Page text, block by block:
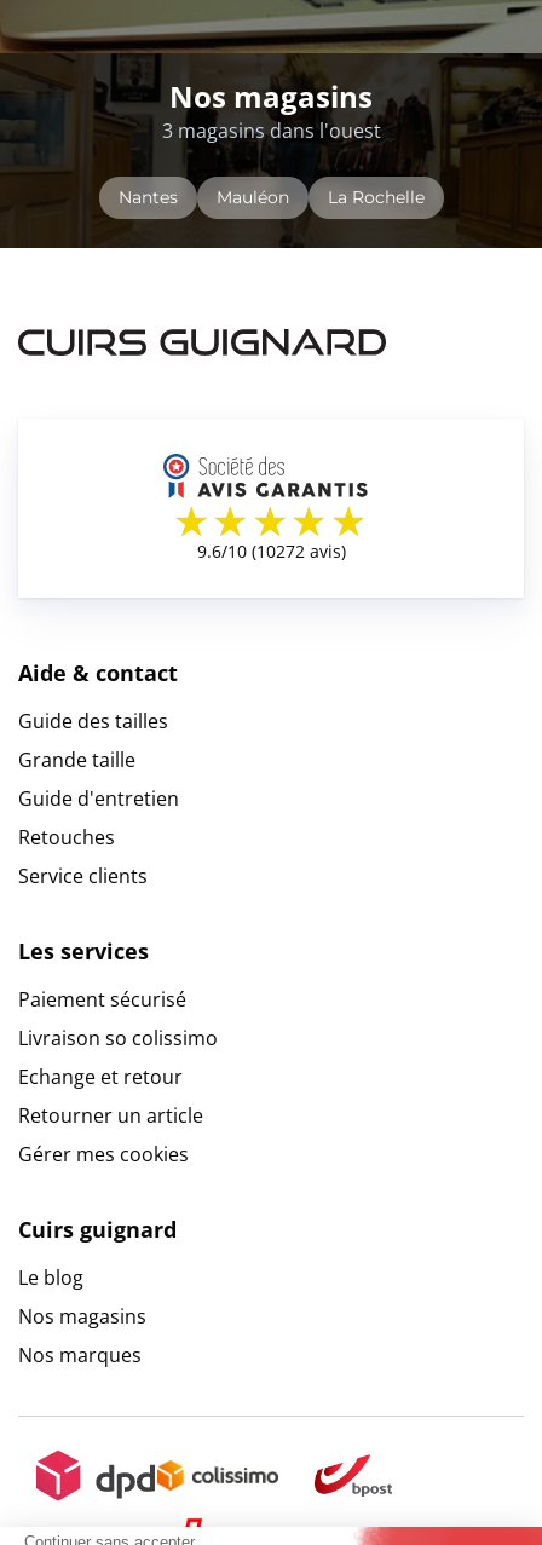
Continuer sans accepter
Nos magasins
3 magasins dans l'ouest
Nantes Mauléon La Rochelle
Aide & contact
Guide des tailles
Grande taille
Guide d'entretien
Retouches
Service clients
Les services
Paiement sécurisé
Livraison so colissimo
Echange et retour
Retourner un article
Gérer mes cookies
Cuirs guignard
Le blog
Nos magasins
Nos marques